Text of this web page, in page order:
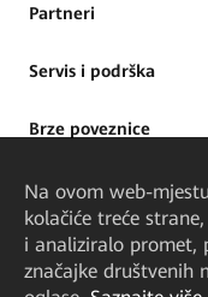
Partneri
Servis i podrška
Brze poveznice
Na ovom web-
kolačiće treće
i analiziralo promet,
značajke društvenih